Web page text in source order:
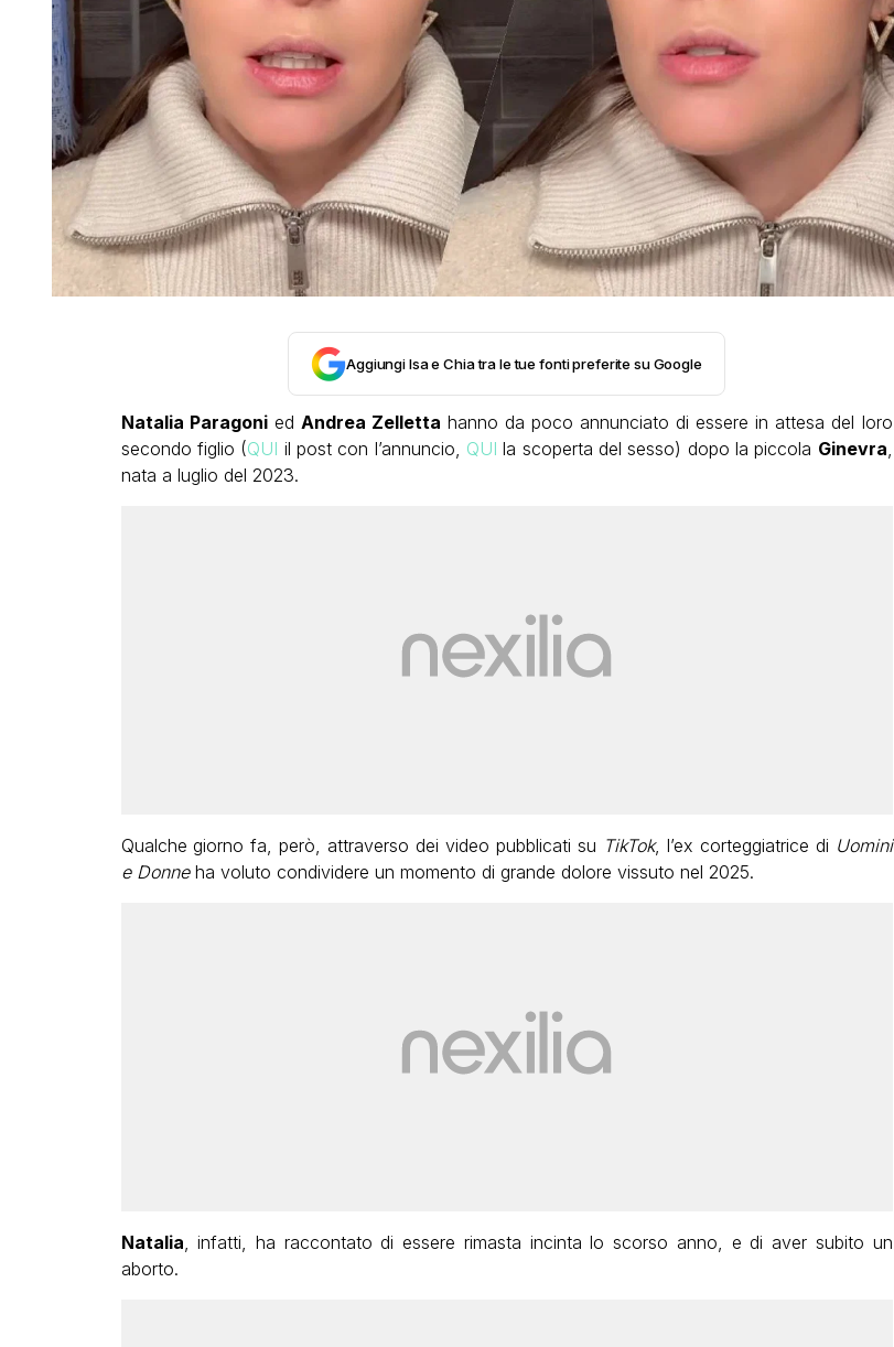
Aggiungi Isa e Chia tra le tue fonti preferite su Google
Natalia Paragonied Andrea Zelletta hanno da poco annunciato di essere in attesa del loro
secondo figlio (QUI il post con l’annuncio, QUI la scoperta del sesso) dopo la piccola Ginevra
nata a luglio del 2023.
Qualche giorno fa, però, attraverso dei video pubblicati su TikTok, l’ex corteggiatrice di Uomini
e Donneha voluto condividere un momento di grande dolore vissuto nel 2025.
Natalia , infatti, ha raccontato di essere rimasta incinta lo scorso anno, e di aver subito un
aborto.